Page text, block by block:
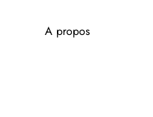
A propos